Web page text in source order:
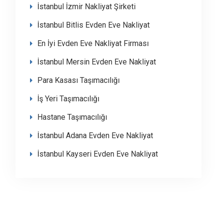
İstanbul İzmir Nakliyat Şirketi
İstanbul Bitlis Evden Eve Nakliyat
En İyi Evden Eve Nakliyat Firması
İstanbul Mersin Evden Eve Nakliyat
Para Kasası Taşımacılığı
İş Yeri Taşımacılığı
Hastane Taşımacılığı
İstanbul Adana Evden Eve Nakliyat
İstanbul Kayseri Evden Eve Nakliyat